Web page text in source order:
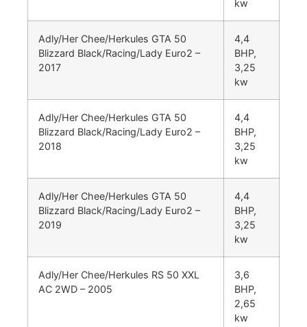
kw
Adly/Her Chee/Herkules GTA 50
Blizzard Black/Racing/Lady Euro2 –
2017
4,4
BHP,
3,25
kw
Adly/Her Chee/Herkules GTA 50
Blizzard Black/Racing/Lady Euro2 –
2018
4,4
BHP,
3,25
kw
Adly/Her Chee/Herkules GTA 50
Blizzard Black/Racing/Lady Euro2 –
2019
4,4
BHP,
3,25
kw
Adly/Her Chee/Herkules RS 50 XXL
AC 2WD – 2005
3,6
BHP,
2,65
kw